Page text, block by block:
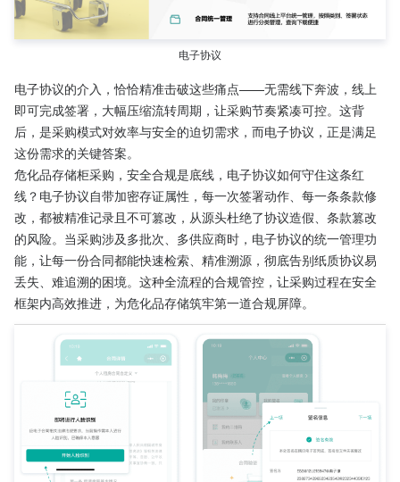
电子协议
电子协议的介入，恰恰精准击破这些痛点——无需线下奔波，线上
即可完成签署，大幅压缩流转周期，让采购节奏紧凑可控。这背
后，是采购模式对效率与安全的迫切需求，而电子协议，正是满足
这份需求的关键答案。
危化品存储柜采购，安全合规是底线，电子协议如何守住这条红
线？电子协议自带加密存证属性，每一次签署动作、每一条条款修
改，都被精准记录且不可篡改，从源头杜绝了协议造假、条款篡改
的风险。当采购涉及多批次、多供应商时，电子协议的统一管理功
能，让每一份合同都能快速检索、精准溯源，彻底告别纸质协议易
丢失、难追溯的困境。这种全流程的合规管控，让采购过程在安全
框架内高效推进，为危化品存储筑牢第一道合规屏障。